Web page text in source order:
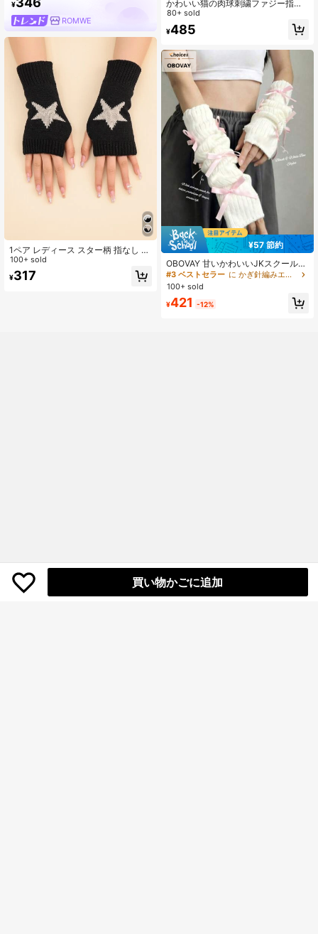
¥
ROMWE
1ペア レディース スター柄 指なし サ
ムホール ニットミトングローブ、暖
かく快適な素材、Y2Kスタイル ハロ
ウィン
100+ sold
¥317
かわいい猫の肉球刺繍ファジー指な
し手袋、ハロウィン仕様
80+ sold
¥485
¥57 節約
OBOVAY 甘いかわいいJKスクールス
タイル リボン装飾 指なしニット手
袋、UVカット デュアルユース 日よ
けアームカバー、UV防止アームガー
ド、Y2Kソフトガール COS 通勤 旅
行 写真 多用途 ガール 日よけアクセ
#3 ベストセラー
に かぎ針編みエステティック レディースグローブ
100+ sold
¥421 -12%
買い物かごに追加